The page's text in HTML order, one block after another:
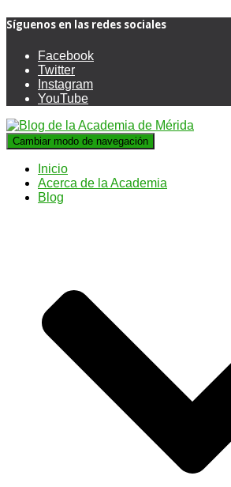
Síguenos en las redes sociales
Facebook
Twitter
Instagram
YouTube
Cambiar modo de navegación
Inicio
Acerca de la Academia
Blog